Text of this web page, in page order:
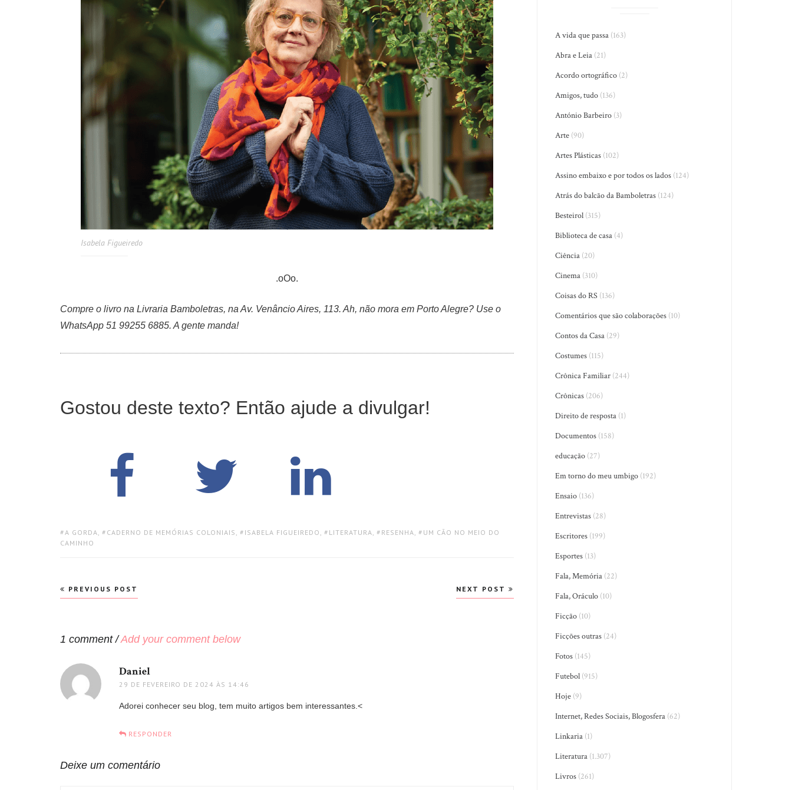
Isabela Figueiredo
.oOo.
Compre o livro na Livraria Bamboletras, na Av. Venâncio Aires, 113. Ah, não mora em Porto Alegre? Use o
WhatsApp 51 99255 6885. A gente manda!
Gostou deste texto? Então ajude a divulgar!
TAGS:
A GORDA CADERNO DE MEMÓRIAS COLONIAIS ISABELA FIGUEIREDO LITERATURA RESENHA
UM CÃO NO MEIO DO
CAMINHO
Navegação
PREVIOUS POST NEXT POST
1 comment /Add your comment below
Daniel
29 DE FEVEREIRO DE 2024 ÀS 14:46
Adorei conhecer seu blog, tem muito artigos bem interessantes.<
RESPONDER
Deixe um comentário
A vida que passa (163)
Abra e Leia (21)
Acordo ortográfico (2)
Amigos, tudo (136)
António Barbeiro (3)
Arte (90)
Artes Plásticas (102)
Assino embaixo e por todos os lados (124)
Atrás do balcão da Bamboletras (124)
Besteirol (315)
Biblioteca de casa (4)
Ciência (20)
Cinema (310)
Coisas do RS (136)
Comentários que são colaborações (10)
Contos da Casa (29)
Costumes (115)
Crônica Familiar (244)
Crônicas (206)
Direito de resposta (1)
Documentos (158)
educação (27)
Em torno do meu umbigo (192)
Ensaio (136)
Entrevistas (28)
Escritores (199)
Esportes (13)
Fala, Memória (22)
Fala, Oráculo (10)
Ficção (10)
Ficções outras (24)
Fotos (145)
Futebol (915)
Hoje (9)
Internet, Redes Sociais, Blogosfera (62)
Linkaria (1)
Literatura (1.307)
Livros (261)